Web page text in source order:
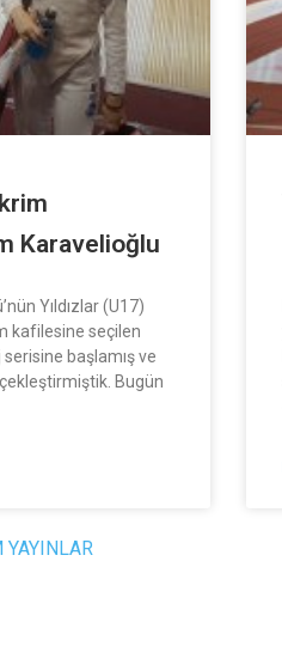
Karavelioğlu
Yıldızlar (U17)
kafilesine seçilen
başlamış ve
Bugün
YAYINLAR